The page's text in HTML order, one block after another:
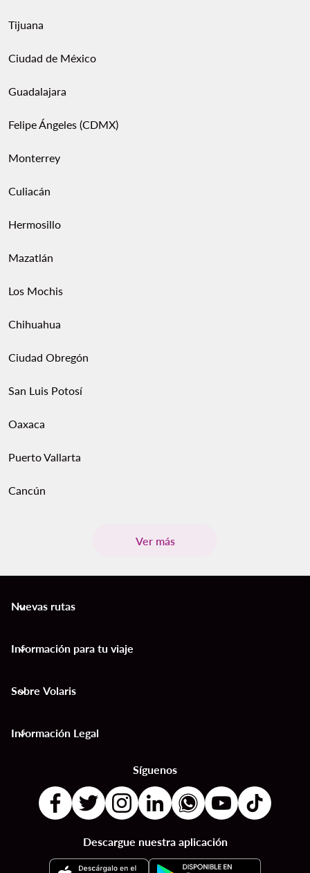
Tijuana
Ciudad de México
Guadalajara
Felipe Ángeles (CDMX)
Monterrey
Culiacán
Hermosillo
Mazatlán
Los Mochis
Chihuahua
Ciudad Obregón
San Luis Potosí
Oaxaca
Puerto Vallarta
Cancún
Ver más
Nuevas rutas
keyboard_arrow_down
Información para tu viaje
keyboard_arrow_down
Sobre Volaris
keyboard_arrow_down
Información Legal
keyboard_arrow_down
Síguenos
Descargue nuestra aplicación